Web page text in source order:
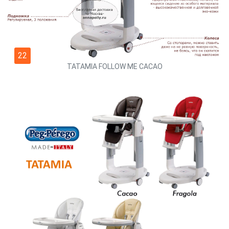
22
TATAMIA FOLLOW ME CACAO